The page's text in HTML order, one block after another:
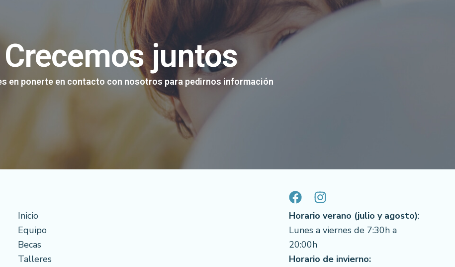
Crecemos juntos
en ponerte en contacto con nosotros para pedirnos información
Inicio
Equipo
Becas
Talleres
Horario verano (julio y agosto):
Lunes a viernes de 7:30h a
20:00h
Horario de invierno: